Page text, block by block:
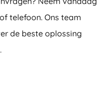
telefoon. Ons team
de beste oplossing